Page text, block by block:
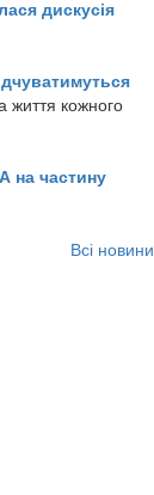
дискусія
життя кожного
на частину
Всі новини